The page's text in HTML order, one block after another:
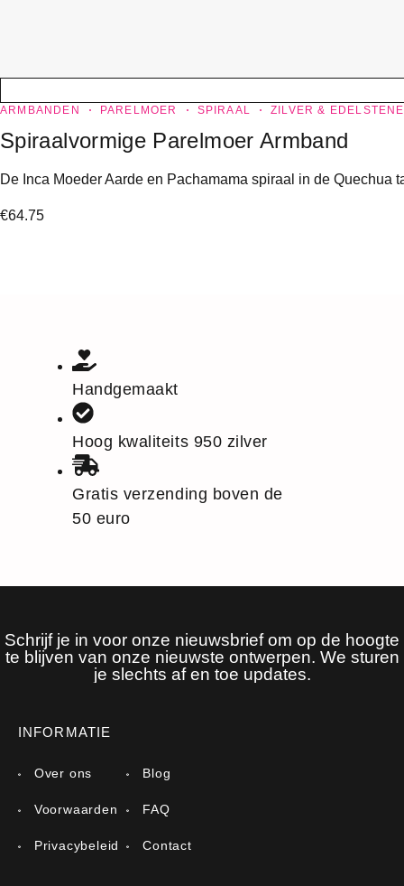
ARMBANDEN PARELMOER SPIRAAL ZILVER &
Spiraalvormige Parelmoer Armband
De Inca Moeder Aarde en Pachamama spiraal in de
€64.75
Handgemaakt
Hoog kwaliteits 950 zilver
Gratis verzending boven de
50 euro
Schrijf je in voor onze nieuwsbrief om op de hoogte
te blijven van onze nieuwste ontwerpen. We sturen
je slechts af en toe updates.
INFORMATIE
Over ons
Voorwaarden
Privacybeleid
Blog
FAQ
Contact